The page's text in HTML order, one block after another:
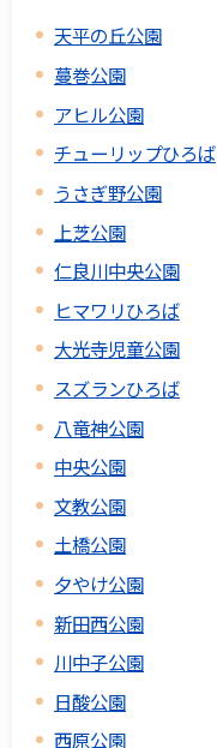
天平の丘公園
蔓巻公園
アヒル公園
チューリップひろば
うさぎ野公園
上芝公園
仁良川中央公園
ヒマワリひろば
大光寺児童公園
スズランひろば
八竜神公園
中央公園
文教公園
土橋公園
夕やけ公園
新田西公園
川中子公園
日酸公園
西原公園